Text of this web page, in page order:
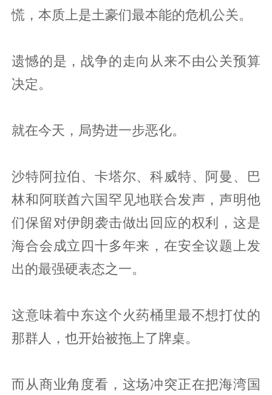
慌，本质上是土豪们最本能的危机公关。
遗憾的是，战争的走向从来不由公关预算
决定。
就在今天，局势进一步恶化。
沙特阿拉伯、卡塔尔、科威特、阿曼、巴
林和阿联酋六国罕见地联合发声，声明他
们保留对伊朗袭击做出回应的权利，这是
海合会成立四十多年来，在安全议题上发
出的最强硬表态之一。
这意味着中东这个火药桶里最不想打仗的
那群人，也开始被拖上了牌桌。
而从商业角度看，这场冲突正在把海湾国